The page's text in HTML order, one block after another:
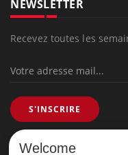
NEWSLETTER
Recevez toutes les
S'INSCRIRE
Welcome